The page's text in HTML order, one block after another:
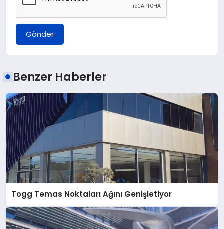
Gönder
Benzer Haberler
Togg Temas Noktaları Ağını Genişletiyor